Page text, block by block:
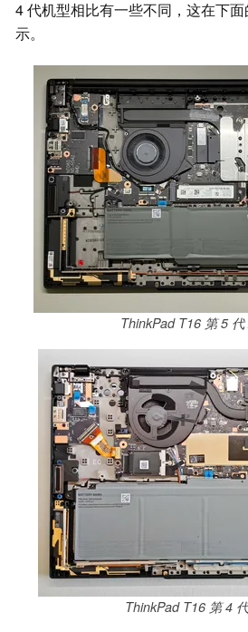
4 代机型相比有一些不同，这在下
示。
ThinkPad T16 第 5 代
ThinkPad T16 第 4